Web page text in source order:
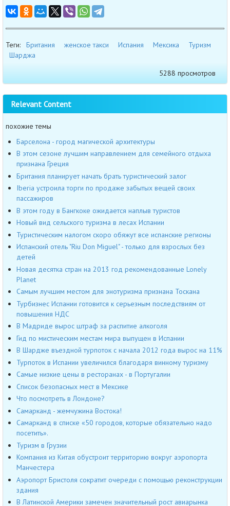
Теги: Британия женское такси Испания Мексика
Туризм
Шарджа
5288 просмотров
Relevant Content
похожие темы
Барселона - город магической архитектуры
В этом сезоне лучшим направлением для семейного отдыха
признана Греция
Британия планирует начать брать туристический залог
Iberia устроила торги по продаже забытых вещей своих
пассажиров
В этом году в Бангкоке ожидается наплыв туристов
Новый вид сельского туризма в лесах Испании
Туристическим налогом скоро обяжут все испанские регионы
Испанский отель "Riu Don Miguel" - только для взрослых без
детей
Новая десятка стран на 2013 год рекомендованные Lonely
Planet
Самым лучшим местом для энотуризма признана Тоскана
Турбизнес Испании готовится к серьезным последствиям от
повышения НДС
В Мадриде вырос штраф за распитие алкоголя
Гид по мистическим местам мира выпущен в Испании
В Шардже въездной турпоток с начала 2012 года вырос на 11%
Турпоток в Испании увеличился благодаря винному туризму
Самые низкие цены в ресторанах - в Португалии
Список безопасных мест в Мексике
Что посмотреть в Лондоне?
Самарканд - жемчужина Востока!
Самарканд в списке «50 городов, которые обязательно надо
посетить».
Туризм в Грузии
Компания из Китая обустроит территорию вокруг аэропорта
Манчестера
Аэропорт Бристоля сократит очереди с помощью реконструкции
здания
В Латинской Америки замечен значительный рост авиарынка